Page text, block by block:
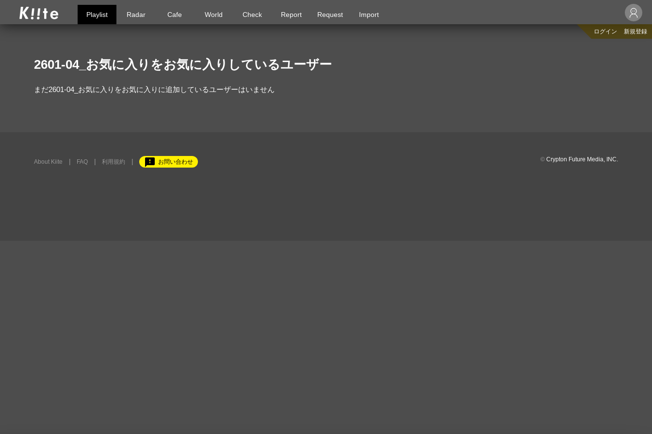
Playlist Radar Cafe World Check Report Request Import
ログイン 新規登録
2601-04_お気に入りをお気に入りしているユーザー
まだ2601-04_お気に入りをお気に入りに追加しているユーザーはいません
About Kiite FAQ 利用規約 feedback お問い合わせ © Crypton Future Media, INC.